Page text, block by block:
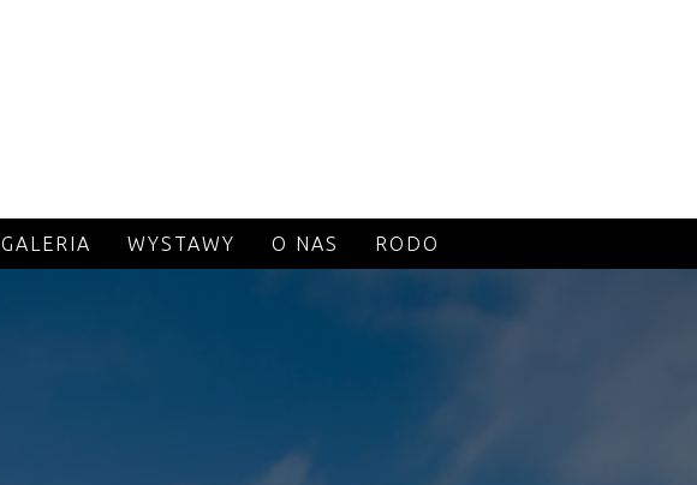
GALERIA WYSTAWY O NAS RODO